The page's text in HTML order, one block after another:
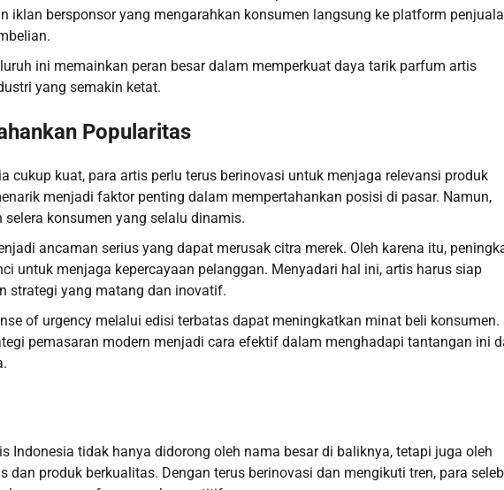
iklan bersponsor yang mengarahkan konsumen langsung ke platform
ini memainkan peran besar dalam memperkuat daya tarik parfum artis
yang semakin ketat.
Popularitas
cukup kuat, para artis perlu terus berinovasi untuk menjaga relevansi produk
menjadi faktor penting dalam mempertahankan posisi di pasar. Namun,
konsumen yang selalu dinamis.
ancaman serius yang dapat merusak citra merek. Oleh karena itu,
untuk menjaga kepercayaan pelanggan. Menyadari hal ini, artis harus siap
strategi yang matang dan inovatif.
of urgency melalui edisi terbatas dapat meningkatkan minat beli konsumen.
pemasaran modern menjadi cara efektif dalam menghadapi tantangan ini
Indonesia tidak hanya didorong oleh nama besar di baliknya, tetapi juga oleh
dan produk berkualitas. Dengan terus berinovasi dan mengikuti tren, para